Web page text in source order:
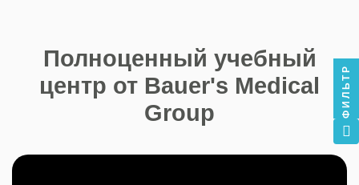
Полноценный учебный
центр от Bauer's Medical
Group
ФИЛЬТР